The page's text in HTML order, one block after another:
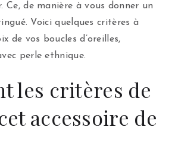
Ce, de manière à vous donner un
Voici quelques critères à
de vos boucles d’oreilles,
perle ethnique.
les critères de
accessoire de